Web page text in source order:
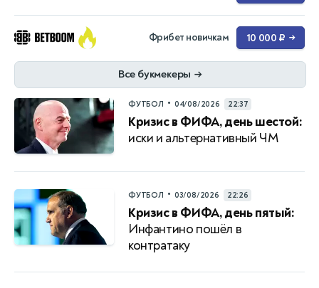
Фрибет новичкам 10 000 ₽ →
Все букмекеры →
ФУТБОЛ • 04/08/2026 22:37
Кризис в ФИФА, день шестой:
иски и альтернативный ЧМ
ФУТБОЛ • 03/08/2026 22:26
Кризис в ФИФА, день пятый:
Инфантино пошёл в
контратаку